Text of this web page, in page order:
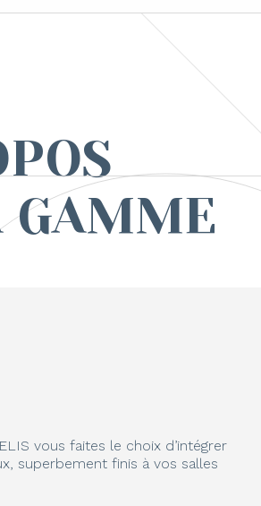
GAMME
vous faites le choix d’intégrer
superbement finis à vos salles